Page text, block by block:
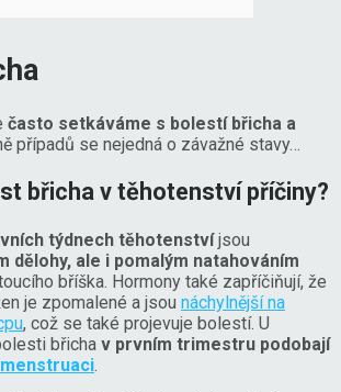
často setkáváme s bolestí břicha a
případů se nejedná o závažné stavy…
břicha v těhotenství příčiny?
týdnech těhotenstvíjsou
dělohy, ale i pomalým natahováním
bříška. Hormony také zapříčiňují, že
je zpomalené a jsou náchylnější na
, což se také projevuje bolestí. U
břicha v prvním trimestru podobají
.